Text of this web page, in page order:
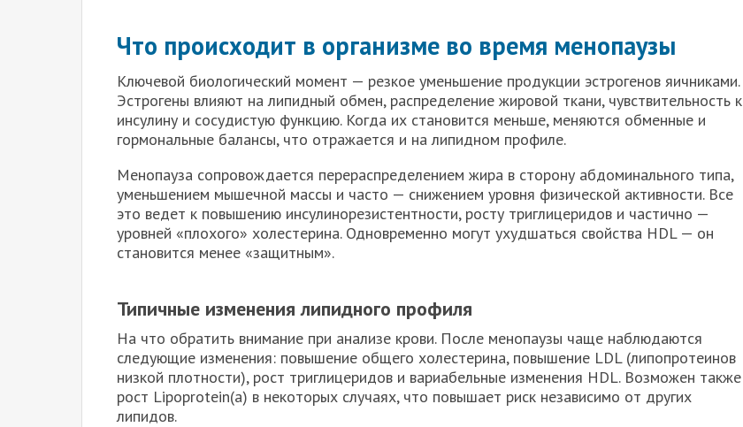
Что происходит в организме во время менопаузы
Ключевой биологический момент — резкое уменьшение продукции эстрогенов яичниками.
Эстрогены влияют на липидный обмен, распределение жировой ткани, чувствительность к
инсулину и сосудистую функцию. Когда их становится меньше, меняются обменные и
гормональные балансы, что отражается и на липидном профиле.
Менопауза сопровождается перераспределением жира в сторону абдоминального типа,
уменьшением мышечной массы и часто — снижением уровня физической активности. Все
это ведет к повышению инсулинорезистентности, росту триглицеридов и частично —
уровней «плохого» холестерина. Одновременно могут ухудшаться свойства HDL — он
становится менее «защитным».
Типичные изменения липидного профиля
На что обратить внимание при анализе крови. После менопаузы чаще наблюдаются
следующие изменения: повышение общего холестерина, повышение LDL (липопротеинов
низкой плотности), рост триглицеридов и вариабельные изменения HDL. Возможен также
рост Lipoprotein(a) в некоторых случаях, что повышает риск независимо от других
липидов.